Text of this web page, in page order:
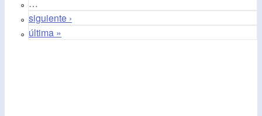
…
siguiente ›
última »